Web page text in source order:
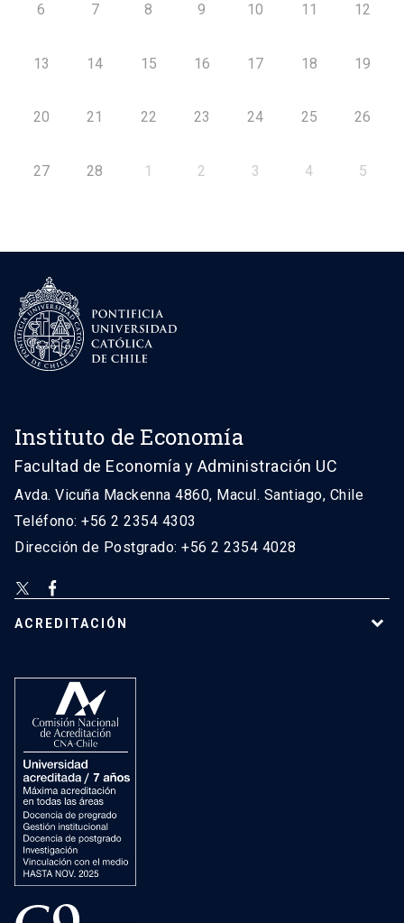
6 7 8 9 10 11 12
13 14 15 16 17 18 19
20 21 22 23 24 25 26
27 28 1 2 3 4 5
Instituto de Economía
Facultad de Economía y Administración UC
Avda. Vicuña Mackenna 4860, Macul. Santiago, Chile
Teléfono: +56 2 2354 4303
Dirección de Postgrado: +56 2 2354 4028
ACREDITACIÓN